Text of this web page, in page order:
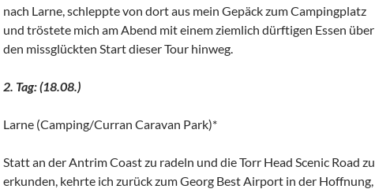
nach Larne, schleppte von dort aus mein Gepäck zum Campingplatz
und tröstete mich am Abend mit einem ziemlich dürftigen Essen über
den missglückten Start dieser Tour hinweg.
2. Tag: (18.08.)
Larne (Camping/Curran Caravan Park)*
Statt an der Antrim Coast zu radeln und die Torr Head Scenic Road zu
erkunden, kehrte ich zurück zum Georg Best Airport in der Hoffnung,